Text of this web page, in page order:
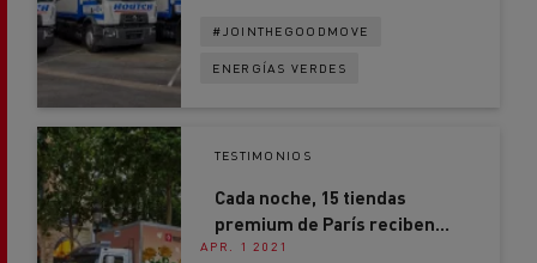
#JOINTHEGOODMOVE
ENERGÍAS VERDES
TESTIMONIOS
Cada noche, 15 tiendas
premium de París reciben
sus entregas en un camión
APR. 1 2021